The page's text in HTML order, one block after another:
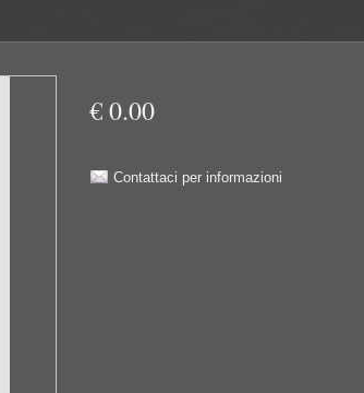
€ 0.00
Contattaci per informazioni